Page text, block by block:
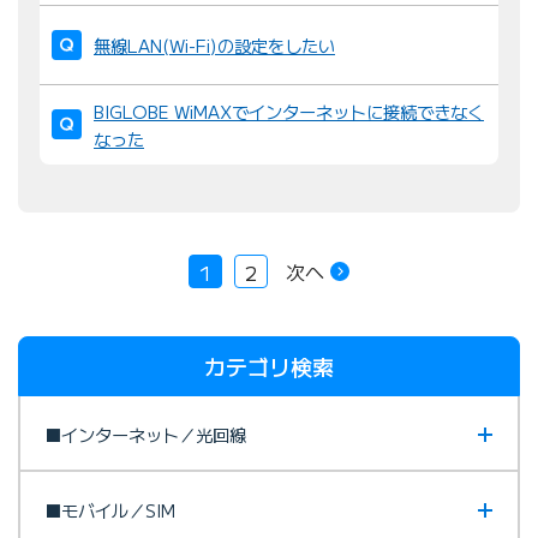
無線LAN(Wi-Fi)の設定をしたい
BIGLOBE WiMAXでインターネットに接続できなく
なった
1 2 次へ
カテゴリ検索
■インターネット／光回線
■モバイル／SIM